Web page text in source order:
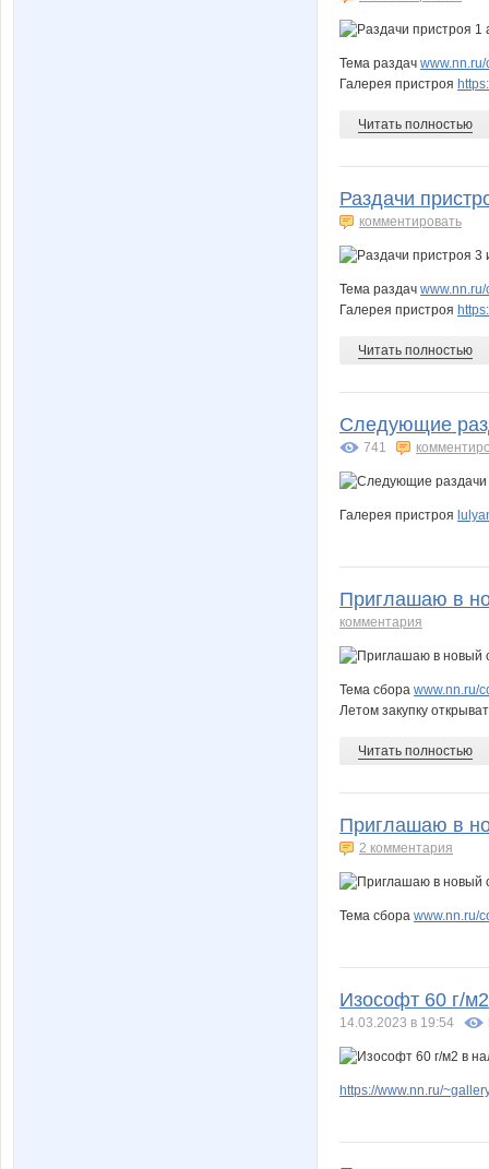
Тема раздач
Галерея пристроя
Читать полностью
Раздачи
комментировать
Тема раздач
Галерея пристроя
Читать полностью
Следующие
741
Галерея пристроя
Приглашаю в
комментария
Тема сбора www.nn.ru/
Летом закупку
Читать полностью
Приглашаю в
2 комментария
Тема сбора www.nn.ru/
Изософт 60 г/
14.03.2023 в 19:54
https://www.nn.ru/